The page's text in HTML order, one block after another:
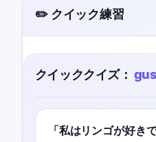
✏️ クイック練習
クイッククイズ：
「私はリンゴが好き